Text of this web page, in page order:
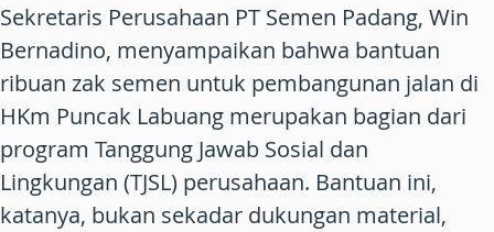
Sekretaris Perusahaan PT Semen Padang, Win
Bernadino, menyampaikan bahwa bantuan
ribuan zak semen untuk pembangunan jalan di
HKm Puncak Labuang merupakan bagian dari
program Tanggung Jawab Sosial dan
Lingkungan (TJSL) perusahaan. Bantuan ini,
katanya, bukan sekadar dukungan material,